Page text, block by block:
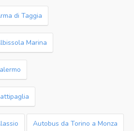
di Taggia
Marina
Autobus da Torino a Monza